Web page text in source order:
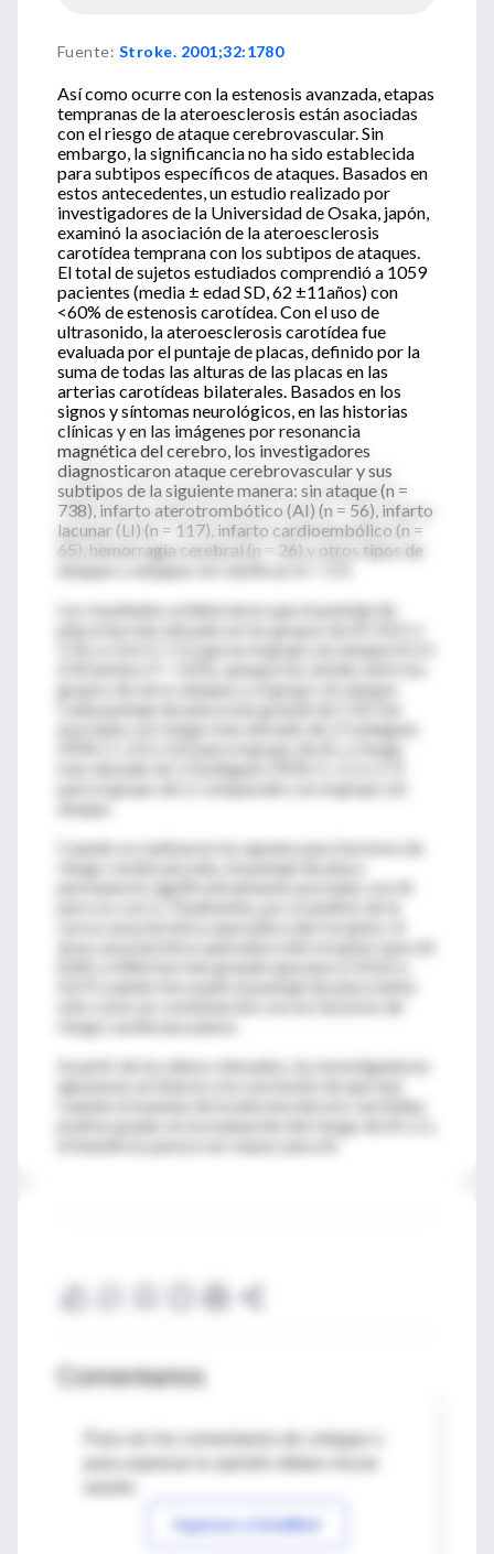
Fuente: Stroke. 2001;32:1780
Así como ocurre con la estenosis avanzada, etapas
tempranas de la ateroesclerosis están asociadas
con el riesgo de ataque cerebrovascular. Sin
embargo, la significancia no ha sido establecida
para subtipos específicos de ataques. Basados en
estos antecedentes, un estudio realizado por
investigadores de la Universidad de Osaka, japón,
examinó la asociación de la ateroesclerosis
carotídea temprana con los subtipos de ataques.
El total de sujetos estudiados comprendió a 1059
pacientes (media ± edad SD, 62 ±11años) con
<60% de estenosis carotídea. Con el uso de
ultrasonido, la ateroesclerosis carotídea fue
evaluada por el puntaje de placas, definido por la
suma de todas las alturas de las placas en las
arterias carotídeas bilaterales. Basados en los
signos y síntomas neurológicos, en las historias
clínicas y en las imágenes por resonancia
magnética del cerebro, los investigadores
diagnosticaron ataque cerebrovascular y sus
subtipos de la siguiente manera: sin ataque (n =
738), infarto aterotrombótico (AI) (n = 56), infarto
lacunar (LI) (n = 117), infarto cardioembólico (n =
65), hemorragia cerebral (n = 26) y otros tipos de
Los resultados evidenciaron que el puntaje de
asociado con riesgo más elevado de 2.5 pliegues
más elevado de 1.4 pliegues (95% CI, 1.2 a 1.7)
Cuando se realizaron los ajustes para factores de
permaneció significativamente asociado con AI
riesgo cardiovasculares.
A partir de los datos relevados, los investigadores
cuando el examen de la ateroesclerosis carotídea
podría ayudar en la evaluación del riesgo de AI y LI,
Comentarios
Para ver los comentarios de colegas o
Ingresar a IntraMed